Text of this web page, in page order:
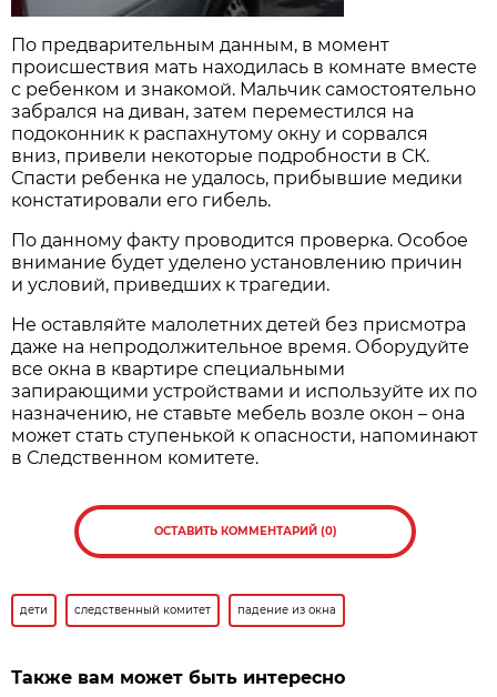
По предварительным данным, в момент
происшествия мать находилась в комнате вместе
с ребенком и знакомой. Мальчик самостоятельно
забрался на диван, затем переместился на
подоконник к распахнутому окну и сорвался
вниз, привели некоторые подробности в СК.
Спасти ребенка не удалось, прибывшие медики
констатировали его гибель.
По данному факту проводится проверка. Особое
внимание будет уделено установлению причин
и условий, приведших к трагедии.
Не оставляйте малолетних детей без присмотра
даже на непродолжительное время. Оборудуйте
все окна в квартире специальными
запирающими устройствами и используйте их по
назначению, не ставьте мебель возле окон – она
может стать ступенькой к опасности, напоминают
в Следственном комитете.
ОСТАВИТЬ КОММЕНТАРИЙ (0)
дети следственный комитет падение из окна
Также вам может быть интересно